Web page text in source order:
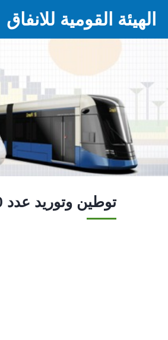
الهيئة القومية للانفاق
توطين وتوريد عدد 320 عربة للخطين الثاني و الثالث